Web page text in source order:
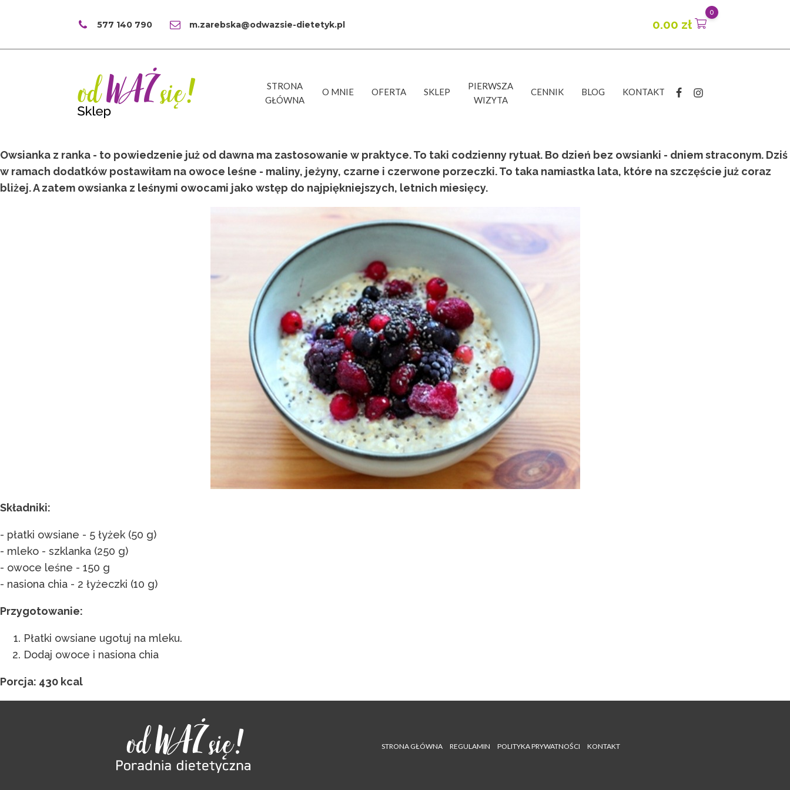
577 140 790 m.zarebska@odwazsie-dietetyk.pl 0.00 zł
0
STRONA
GŁÓWNA
O MNIE OFERTA SKLEP
PIERWSZA
WIZYTA
CENNIK BLOG KONTAKT
Owsianka z ranka - to powiedzenie już od dawna ma zastosowanie w praktyce. To taki codzienny rytuał. Bo dzień bez owsianki - dniem straconym. Dziś
w ramach dodatków postawiłam na owoce leśne - maliny, jeżyny, czarne i czerwone porzeczki. To taka namiastka lata, które na szczęście już coraz
bliżej. A zatem owsianka z leśnymi owocami jako wstęp do najpiękniejszych, letnich miesięcy.
Składniki:
- płatki owsiane - 5 łyżek (50 g)
- mleko - szklanka (250 g)
- owoce leśne - 150 g
- nasiona chia - 2 łyżeczki (10 g)
Przygotowanie:
Płatki owsiane ugotuj na mleku.
Dodaj owoce i nasiona chia
Porcja: 430 kcal
STRONA GŁÓWNA REGULAMIN POLITYKA PRYWATNOŚCI KONTAKT